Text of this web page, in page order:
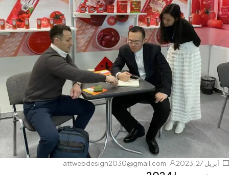
أبريل 27, 2023 attwebdesign2030@gmail.com